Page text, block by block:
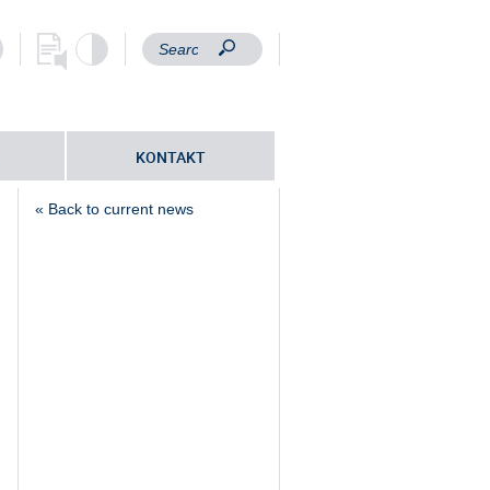
KONTAKT
« Back to current news